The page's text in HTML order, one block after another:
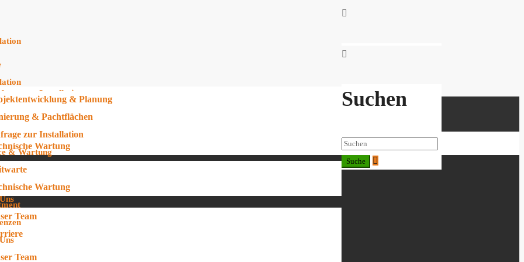
zur Installation
& Wartung
Wartung
Team
Suchen
& Planung
& Pachtflächen
zur Installation
& Wartung
Wartung
Team
Suchen